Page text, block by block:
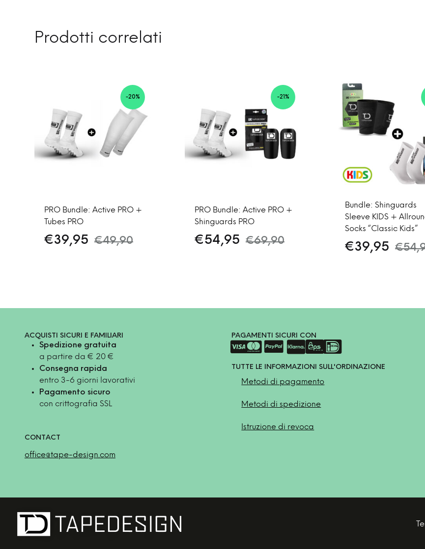
Prodotti correlati
-20%
PRO Bundle: Active PRO +
Tubes PRO
€39,95 €49,90
-21%
PRO Bundle: Active PRO +
Shinguards PRO
€54,95 €69,90
Bundle: Shinguards
Sleeve KIDS +
Socks “Classic Kids”
€39,95 €
ACQUISTI SICURI E FAMILIARI
Spedizione gratuita
a partire da € 20 €
Consegna rapida
entro 3-6 giorni lavorativi
Pagamento sicuro
con crittografia SSL
CONTACT
office@tape-design.com
PAGAMENTI SICURI CON
TUTTE LE INFORMAZIONI SULL'ORDINAZIONE
Metodi di pagamento
Metodi di spedizione
Istruzione di revoca